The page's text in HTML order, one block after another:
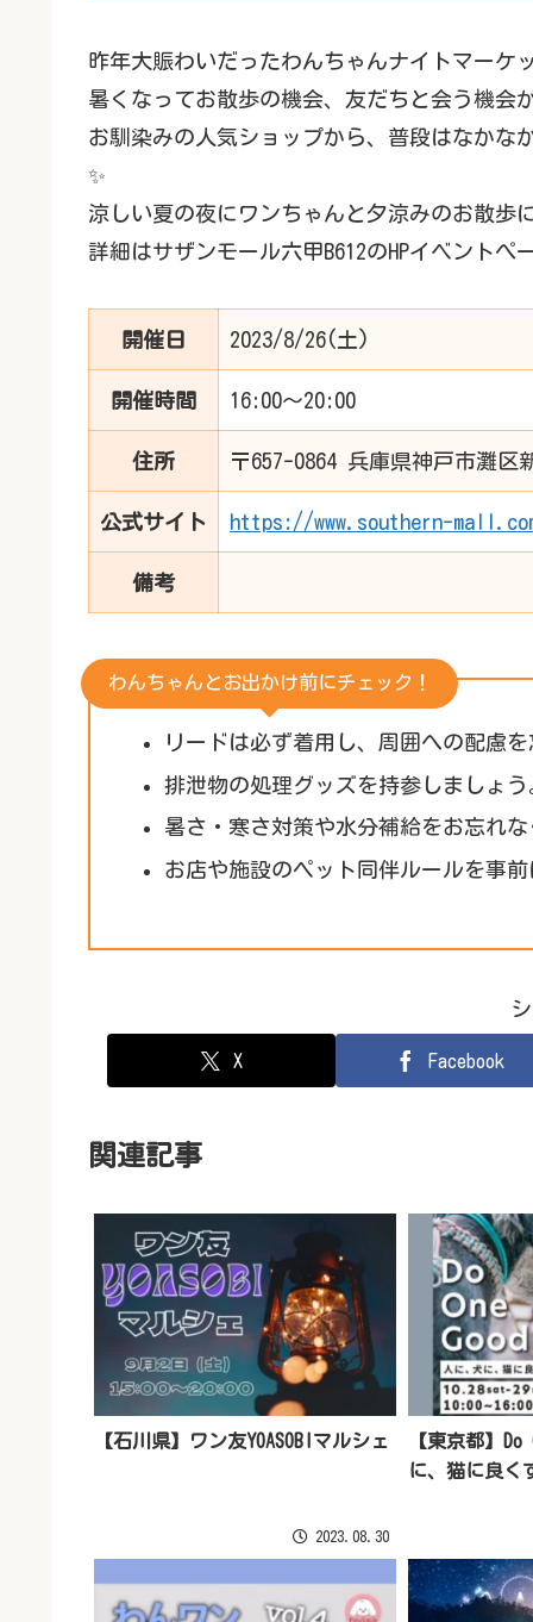
昨年大賑わいだったわんちゃんナイトマーケ
暑くなってお散歩の機会、友だちと会う機会
お馴染みの人気ショップから、普段はなかな
✨
涼しい夏の夜にワンちゃんと夕涼みのお散歩
詳細はサザンモール六甲B612のHPイベントぺ
開催日 2023/8/26(土)
開催時間 16:00〜20:00
住所 〒657-0864 兵庫県神戸市灘区
公式サイト https://www.southern-
備考
わんちゃんとお出かけ前にチェック！
リードは必ず着用し、周囲への配慮
排泄物の処理グッズを持参しましょう
暑さ・寒さ対策や水分補給をお忘れな
お店や施設のペット同伴ルールを事
X Facebook
関連記事
【石川県】ワン友YOASOBIマルシェ
2023.08.30
【東京都】
に、猫に良